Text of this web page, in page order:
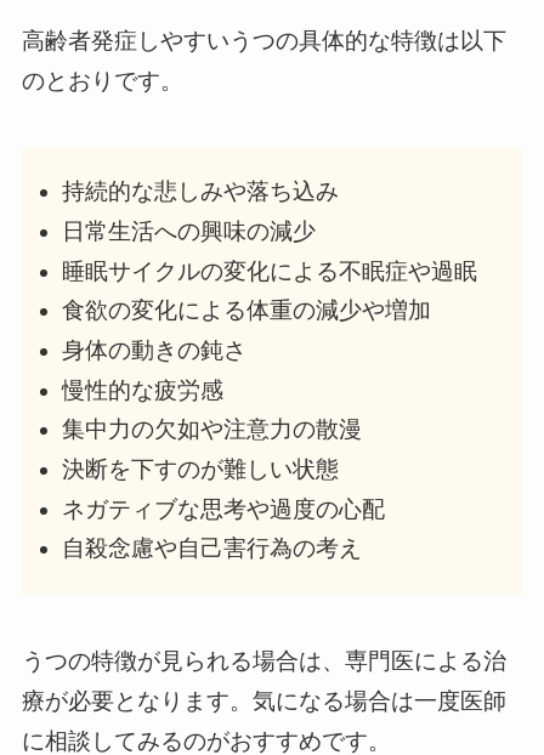
高齢者発症しやすいうつの具体的な特徴は以下
のとおりです。
持続的な悲しみや落ち込み
日常生活への興味の減少
睡眠サイクルの変化による不眠症や過眠
食欲の変化による体重の減少や増加
身体の動きの鈍さ
慢性的な疲労感
集中力の欠如や注意力の散漫
決断を下すのが難しい状態
ネガティブな思考や過度の心配
自殺念慮や自己害行為の考え
うつの特徴が見られる場合は、専門医による治
療が必要となります。気になる場合は一度医師
に相談してみるのがおすすめです。